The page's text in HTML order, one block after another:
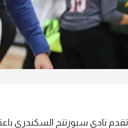
تقدم نادي سبورتنج السكندري